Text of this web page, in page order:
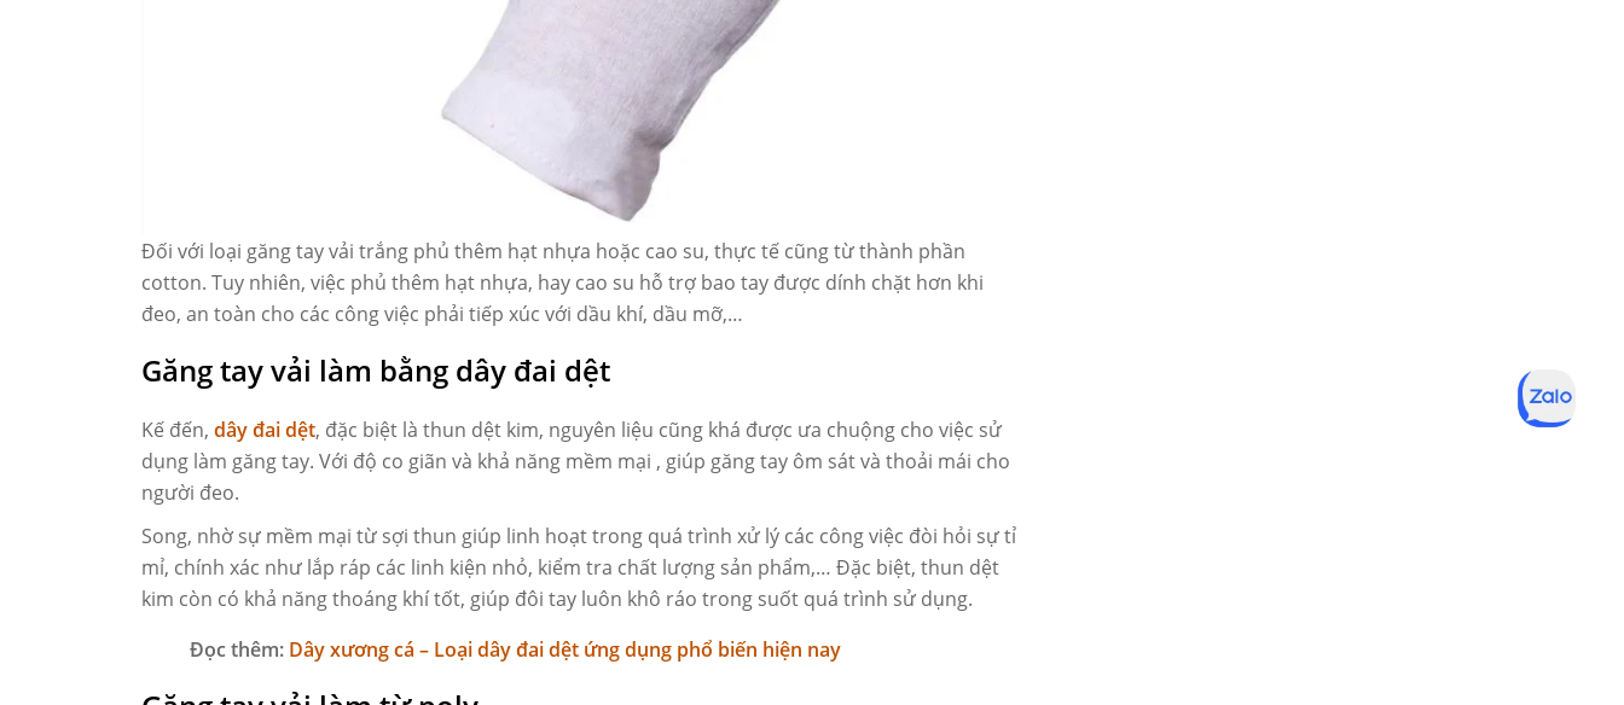
Đối với loại găng tay vải trắng phủ thêm hạt nhựa hoặc cao su, thực tế cũng từ thành phần
cotton. Tuy nhiên, việc phủ thêm hạt nhựa, hay cao su hỗ trợ bao tay được dính chặt hơn khi
đeo, an toàn cho các công việc phải tiếp xúc với dầu khí, dầu mỡ,…
Găng tay vải làm bằng dây đai dệt
Kế đến, dây đai dệt, đặc biệt là thun dệt kim, nguyên liệu cũng khá được ưa chuộng cho việc sử
dụng làm găng tay. Với độ co giãn và khả năng mềm mại , giúp găng tay ôm sát và thoải mái cho
người đeo.
Song, nhờ sự mềm mại từ sợi thun giúp linh hoạt trong quá trình xử lý các công việc đòi hỏi sự tỉ
mỉ, chính xác như lắp ráp các linh kiện nhỏ, kiểm tra chất lượng sản phẩm,… Đặc biệt, thun dệt
kim còn có khả năng thoáng khí tốt, giúp đôi tay luôn khô ráo trong suốt quá trình sử dụng.
Đọc thêm: Dây xương cá – Loại dây đai dệt ứng dụng phổ biến hiện nay